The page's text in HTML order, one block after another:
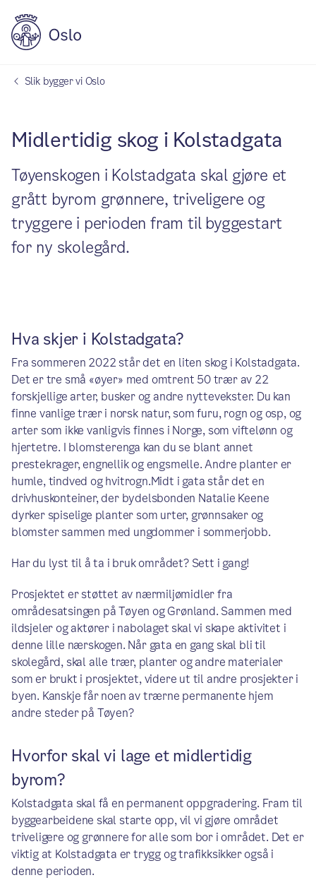
Slik bygger vi Oslo
Midlertidig skog i Kolstadgata
Tøyenskogen i Kolstadgata skal gjøre et
grått byrom grønnere, triveligere og
tryggere i perioden fram til byggestart
for ny skolegård.
Hva skjer i Kolstadgata?
Fra sommeren 2022 står det en liten skog i Kolstadgata.
Det er tre små «øyer» med omtrent 50 trær av 22
forskjellige arter, busker og andre nyttevekster. Du kan
finne vanlige trær i norsk natur, som furu, rogn og osp, og
arter som ikke vanligvis finnes i Norge, som viftelønn og
hjertetre. I blomsterenga kan du se blant annet
prestekrager, engnellik og engsmelle. Andre planter er
humle, tindved og hvitrogn.Midt i gata står det en
drivhuskonteiner, der bydelsbonden Natalie Keene
dyrker spiselige planter som urter, grønnsaker og
blomster sammen med ungdommer i sommerjobb.
Har du lyst til å ta i bruk området? Sett i gang!
Prosjektet er støttet av nærmiljømidler fra
områdesatsingen på Tøyen og Grønland. Sammen med
ildsjeler og aktører i nabolaget skal vi skape aktivitet i
denne lille nærskogen. Når gata en gang skal bli til
skolegård, skal alle trær, planter og andre materialer
som er brukt i prosjektet, videre ut til andre prosjekter i
byen. Kanskje får noen av trærne permanente hjem
andre steder på Tøyen?
Hvorfor skal vi lage et midlertidig
byrom?
Kolstadgata skal få en permanent oppgradering. Fram til
byggearbeidene skal starte opp, vil vi gjøre området
triveligere og grønnere for alle som bor i området. Det er
viktig at Kolstadgata er trygg og trafikksikker også i
denne perioden.